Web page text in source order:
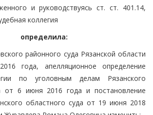
и руководствуясь ст. ст. 401.14,
коллегия
определила:
районного суда Рязанской области
года, апелляционное определение
по уголовным делам Рязанского
от 6 июня 2016 года и постановление
областного суда от 19 июня 2018